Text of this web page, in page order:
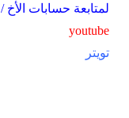
لمتابعة حسابات
youtube
تويتر